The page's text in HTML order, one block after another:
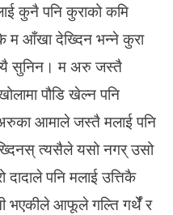
कुनै पनि कुराको कमि
म आँखा देख्दिन भन्ने कुरा
सुनिन। म अरु जस्तै
पौडि खेल्न पनि
आमाले जस्तै मलाई पनि
त्यसैले यसो नगर् उसो
पनि मलाई उत्तिकै
भएकीले आफूले गल्ति गर्थेँ र